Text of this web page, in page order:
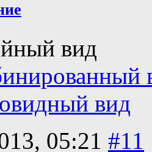
вид
вид
05:21 #11